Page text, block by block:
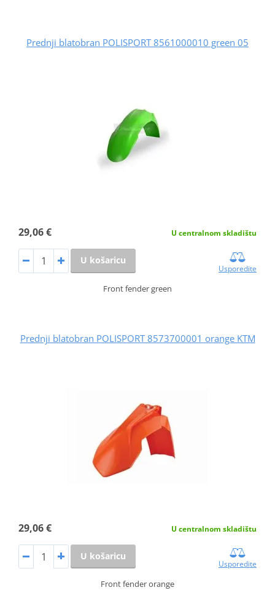
Prednji blatobran POLISPORT 8561000010 green 05
29,06 € U centralnom skladištu
U košaricu
Usporedite
Front fender green
Prednji blatobran POLISPORT 8573700001 orange KTM
29,06 € U centralnom skladištu
U košaricu
Usporedite
Front fender orange